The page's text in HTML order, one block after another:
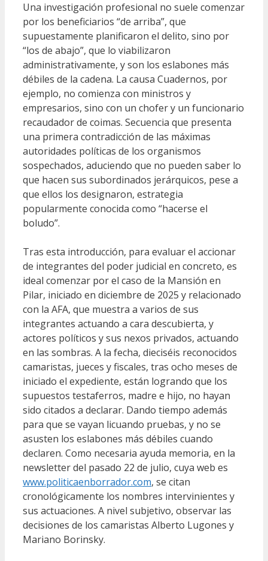
Una investigación profesional no suele comenzar
por los beneficiarios “de arriba”, que
supuestamente planificaron el delito, sino por
“los de abajo”, que lo viabilizaron
administrativamente, y son los eslabones más
débiles de la cadena. La causa Cuadernos, por
ejemplo, no comienza con ministros y
empresarios, sino con un chofer y un funcionario
recaudador de coimas. Secuencia que presenta
una primera contradicción de las máximas
autoridades políticas de los organismos
sospechados, aduciendo que no pueden saber lo
que hacen sus subordinados jerárquicos, pese a
que ellos los designaron, estrategia
popularmente conocida como “hacerse el
boludo”.
Tras esta introducción, para evaluar el accionar
de integrantes del poder judicial en concreto, es
ideal comenzar por el caso de la Mansión en
Pilar, iniciado en diciembre de 2025 y relacionado
con la AFA, que muestra a varios de sus
integrantes actuando a cara descubierta, y
actores políticos y sus nexos privados, actuando
en las sombras. A la fecha, dieciséis reconocidos
camaristas, jueces y fiscales, tras ocho meses de
iniciado el expediente, están logrando que los
supuestos testaferros, madre e hijo, no hayan
sido citados a declarar. Dando tiempo además
para que se vayan licuando pruebas, y no se
asusten los eslabones más débiles cuando
declaren. Como necesaria ayuda memoria, en la
newsletter del pasado 22 de julio, cuya web es
www.politicaenborrador.com, se citan
cronológicamente los nombres intervinientes y
sus actuaciones. A nivel subjetivo, observar las
decisiones de los camaristas Alberto Lugones y
Mariano Borinsky.